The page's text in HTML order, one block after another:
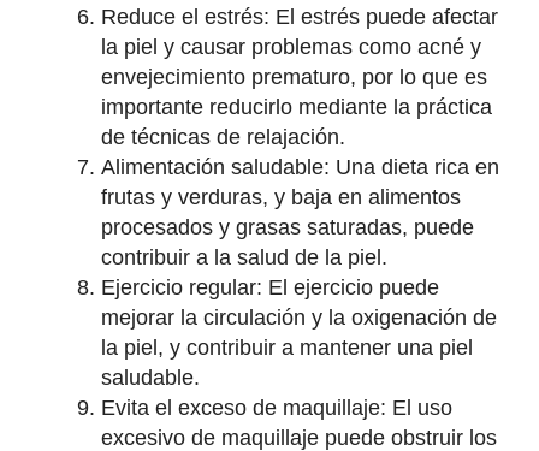
Reduce el estrés: El estrés puede afectar
la piel y causar problemas como acné y
envejecimiento prematuro, por lo que es
importante reducirlo mediante la práctica
de técnicas de relajación.
Alimentación saludable: Una dieta rica en
frutas y verduras, y baja en alimentos
procesados y grasas saturadas, puede
contribuir a la salud de la piel.
Ejercicio regular: El ejercicio puede
mejorar la circulación y la oxigenación de
la piel, y contribuir a mantener una piel
saludable.
Evita el exceso de maquillaje: El uso
excesivo de maquillaje puede obstruir los